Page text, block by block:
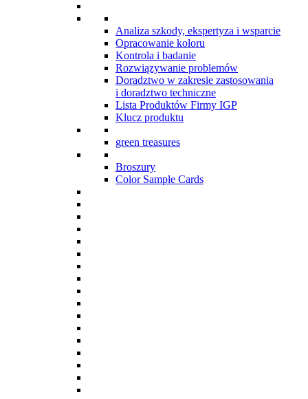
Analiza szkody, ekspertyza i wsparcie
Opracowanie koloru
Kontrola i badanie
Rozwiązywanie problemów
Doradztwo w zakresie zastosowania
i doradztwo techniczne
Lista Produktów Firmy IGP
Klucz produktu
green treasures
Broszury
Color Sample Cards